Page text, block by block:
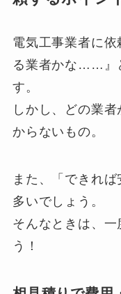
電気工事業者に依
る業者かな……』
す。
しかし、どの業
からないもの。
また、「できれ
多いでしょう。
そんなときは、一
う！